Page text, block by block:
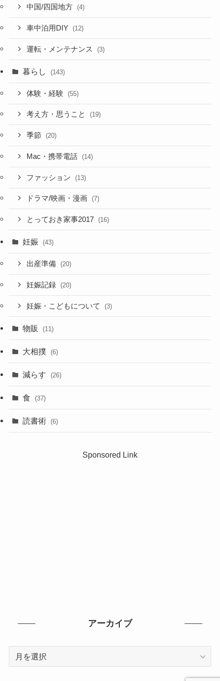
中国/四国地方 (4)
車中泊用DIY (12)
運転・メンテナンス (3)
暮らし (143)
体験・経験 (55)
考え方・思うこと (19)
季節 (20)
Mac・携帯電話 (14)
ファッション (13)
ドラマ/映画・漫画 (7)
とっておき家事2017 (16)
妊娠 (43)
出産準備 (20)
妊娠記録 (20)
妊娠・こどもについて (3)
物販 (11)
大相撲 (6)
減らす (26)
食 (37)
読書術 (6)
Sponsored Link
アーカイブ